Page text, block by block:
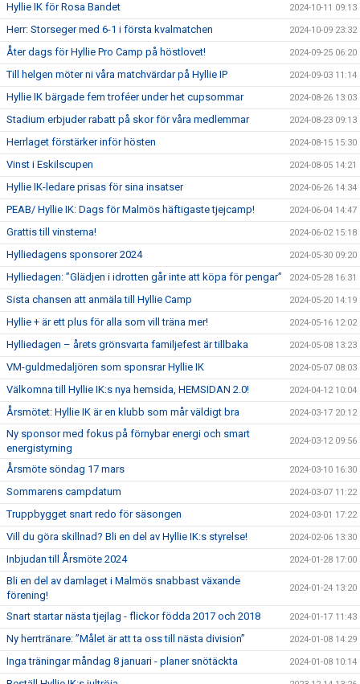
Hyllie IK för Rosa Bandet 2024-10-11 09:13
Herr: Storseger med 6-1 i första kvalmatchen 2024-10-09 23:32
Åter dags för Hyllie Pro Camp på höstlovet! 2024-09-25 06:20
Till helgen möter ni våra matchvärdar på Hyllie IP 2024-09-03 11:14
Hyllie IK bärgade fem troféer under het cupsommar 2024-08-26 13:03
Stadium erbjuder rabatt på skor för våra medlemmar 2024-08-23 09:13
Herrlaget förstärker inför hösten 2024-08-15 15:30
Vinst i Eskilscupen 2024-08-05 14:21
Hyllie IK-ledare prisas för sina insatser 2024-06-26 14:34
PEAB/ Hyllie IK: Dags för Malmös häftigaste tjejcamp! 2024-06-04 14:47
Grattis till vinsterna! 2024-06-02 15:18
Hylliedagens sponsorer 2024 2024-05-30 09:20
Hylliedagen: ”Glädjen i idrotten går inte att köpa för pengar” 2024-05-28 16:31
Sista chansen att anmäla till Hyllie Camp 2024-05-20 14:19
Hyllie + är ett plus för alla som vill träna mer! 2024-05-16 12:02
Hylliedagen – årets grönsvarta familjefest är tillbaka 2024-05-08 13:23
VM-guldmedaljören som sponsrar Hyllie IK 2024-05-07 08:03
Välkomna till Hyllie IK:s nya hemsida, HEMSIDAN 2.0! 2024-04-12 10:04
Årsmötet: Hyllie IK är en klubb som mår väldigt bra 2024-03-17 20:12
Ny sponsor med fokus på förnybar energi och smart
energistyrning
2024-03-12 09:56
Årsmöte söndag 17 mars 2024-03-10 16:30
Sommarens campdatum 2024-03-07 11:22
Truppbygget snart redo för säsongen 2024-03-01 17:22
Vill du göra skillnad? Bli en del av Hyllie IK:s styrelse! 2024-02-06 13:30
Inbjudan till Årsmöte 2024 2024-01-28 17:00
Bli en del av damlaget i Malmös snabbast växande
förening!
2024-01-24 13:20
Snart startar nästa tjejlag - flickor födda 2017 och 2018 2024-01-17 11:43
Ny herrtränare: ”Målet är att ta oss till nästa division” 2024-01-08 14:29
Inga träningar måndag 8 januari - planer snötäckta 2024-01-08 10:14